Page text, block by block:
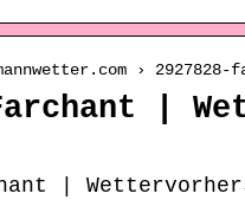
› 2927828-
|
|